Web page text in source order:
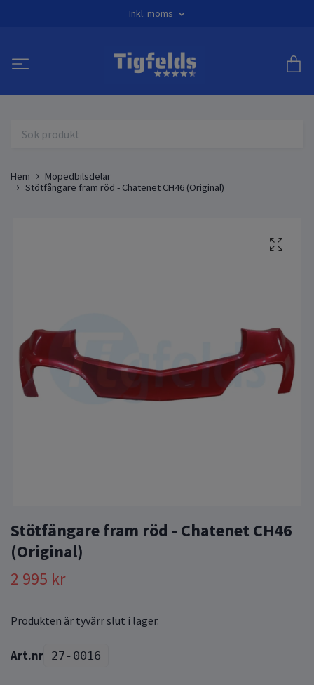
Inkl. moms
Hem
Mopedbilsdelar
Stötfångare fram röd - Chatenet CH46 (Original)
Stötfångare fram röd - Chatenet CH46
(Original)
2 995 kr
Produkten är tyvärr slut i lager.
27-0016